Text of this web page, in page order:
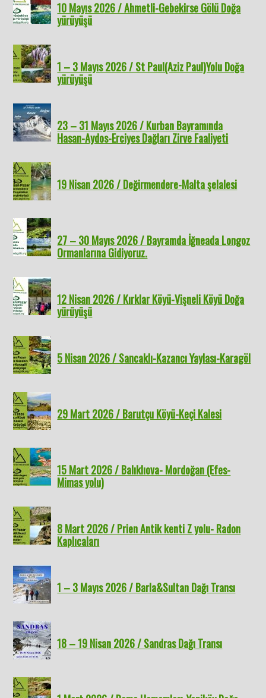
10 Mayıs 2026 / Ahmetli-Gebekirse Gölü Doğa
yürüyüşü
1 – 3 Mayıs 2026 / St Paul(Aziz Paul)Yolu Doğa
yürüyüşü
23 – 31 Mayıs 2026 / Kurban Bayramında
Hasan-Aydos-Erciyes Dağları Zirve Faaliyeti
19 Nisan 2026 / Değirmendere-Malta şelalesi
27 – 30 Mayıs 2026 / Bayramda İğneada Longoz
Ormanlarına Gidiyoruz.
12 Nisan 2026 / Kırklar Köyü-Vişneli Köyü Doğa
yürüyüşü
5 Nisan 2026 / Sancaklı-Kazancı Yaylası-Karagöl
29 Mart 2026 / Barutçu Köyü-Keçi Kalesi
15 Mart 2026 / Balıklıova- Mordoğan (Efes-
Mimas yolu)
8 Mart 2026 / Prien Antik kenti Z yolu- Radon
Kaplıcaları
1 – 3 Mayıs 2026 / Barla&Sultan Dağı Transı
18 – 19 Nisan 2026 / Sandras Dağı Transı